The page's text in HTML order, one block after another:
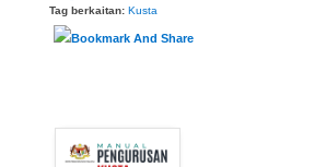
Tag berkaitan: Kusta